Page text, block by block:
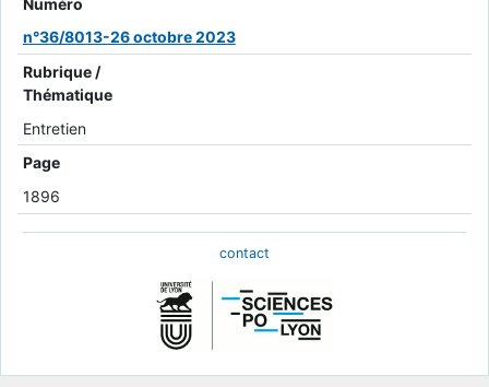
n°36/8013-26 octobre 2023
Rubrique /
Thématique
Entretien
Page
1896
contact